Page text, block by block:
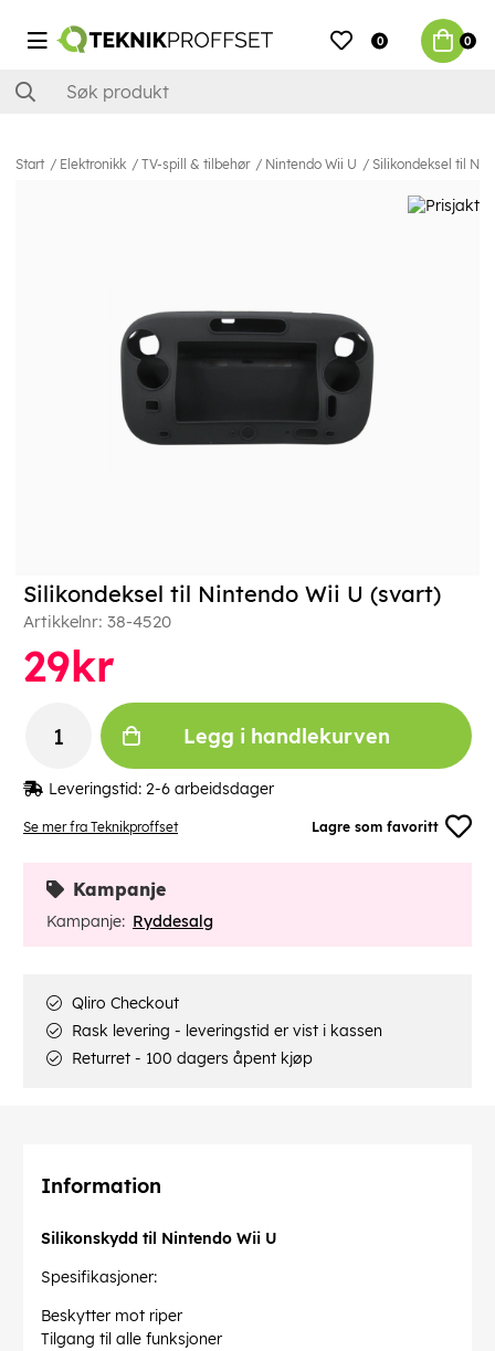
0 0
Start Elektronikk TV-spill & tilbehør Nintendo Wii U Silikondeksel til
Se mer fra Teknikproffset Lagre som favoritt
Silikondeksel til Nintendo Wii U (svart)
Artikkelnr: 38-4520
29kr
Legg i handlekurven
Leveringstid: 2-6 arbeidsdager
Kampanje
Kampanje: Ryddesalg
Qliro Checkout
Rask levering - leveringstid er vist i kassen
Returret - 100 dagers åpent kjøp
Information
Silikonskydd til Nintendo Wii U
Spesifikasjoner:
Beskytter mot riper
Tilgang til alle funksjoner